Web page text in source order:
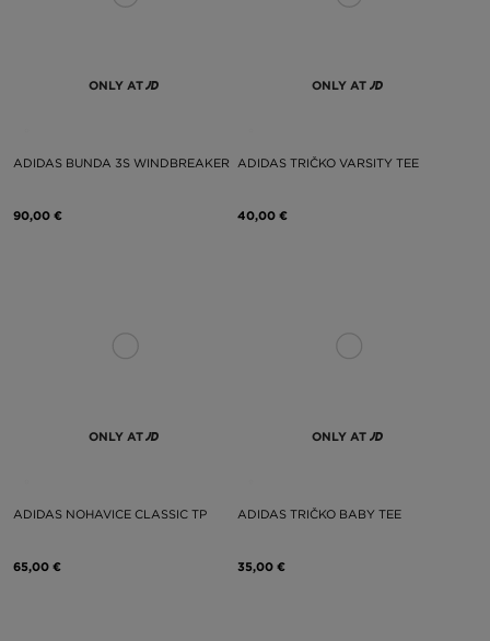
ONLY AT
ADIDAS BUNDA 3S WINDBREAKER
90,00 €
ONLY AT
ADIDAS TRIČKO VARSITY TEE
40,00 €
ONLY AT
ADIDAS NOHAVICE CLASSIC TP
65,00 €
ONLY AT
ADIDAS TRIČKO BABY TEE
35,00 €